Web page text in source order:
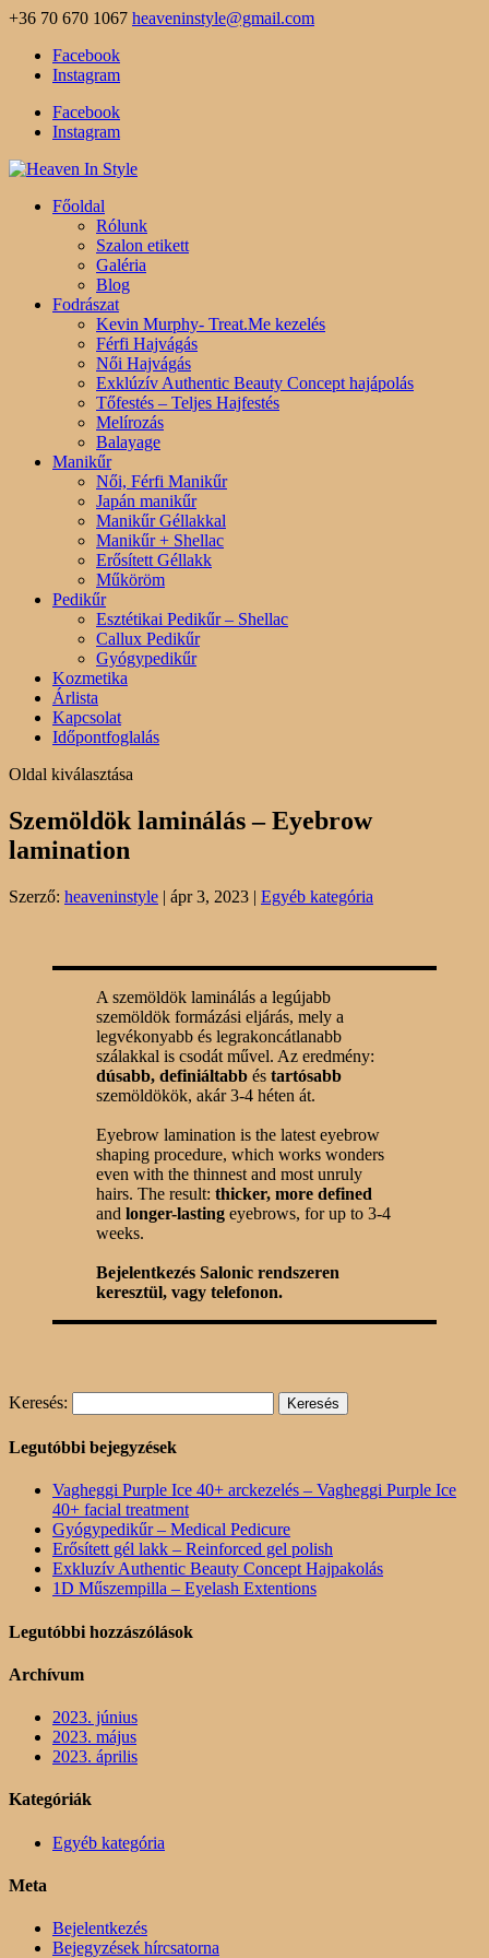
+36 70 670 1067 heaveninstyle@gmail.com
Facebook
Instagram
Facebook
Instagram
Főoldal
Rólunk
Szalon etikett
Galéria
Blog
Fodrászat
Kevin Murphy- Treat.Me kezelés
Férfi Hajvágás
Női Hajvágás
Exklúzív Authentic Beauty Concept hajápolás
Tőfestés – Teljes Hajfestés
Melírozás
Balayage
Manikűr
Női, Férfi Manikűr
Japán manikűr
Manikűr Géllakkal
Manikűr + Shellac
Erősített Géllakk
Műköröm
Pedikűr
Esztétikai Pedikűr – Shellac
Callux Pedikűr
Gyógypedikűr
Kozmetika
Árlista
Kapcsolat
Időpontfoglalás
Oldal kiválasztása
Szemöldök laminálás – Eyebrow
lamination
Szerző: heaveninstyle | ápr 3, 2023 | Egyéb kategória
A szemöldök laminálás a legújabb
szemöldök formázási eljárás, mely a
legvékonyabb és legrakoncátlanabb
szálakkal is csodát művel. Az eredmény:
dúsabb, definiáltabb és tartósabb
szemöldökök, akár 3-4 héten át.
Eyebrow lamination is the latest eyebrow
shaping procedure, which works wonders
even with the thinnest and most unruly
hairs. The result: thicker, more defined
and longer-lasting eyebrows, for up to 3-4
weeks.
Bejelentkezés Salonic rendszeren
keresztül, vagy telefonon.
Keresés:
Legutóbbi bejegyzések
Vagheggi Purple Ice 40+ arckezelés – Vagheggi Purple Ice
40+ facial treatment
Gyógypedikűr – Medical Pedicure
Erősített gél lakk – Reinforced gel polish
Exkluzív Authentic Beauty Concept Hajpakolás
1D Műszempilla – Eyelash Extentions
Legutóbbi hozzászólások
Archívum
2023. június
2023. május
2023. április
Kategóriák
Egyéb kategória
Meta
Bejelentkezés
Bejegyzések hírcsatorna